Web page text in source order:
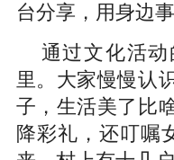
台分享，用身边
通过文化活
里。大家慢慢认
子，生活美了比
降彩礼，还叮嘱